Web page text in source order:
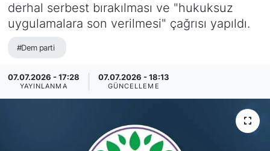
derhal serbest bırakılması ve "hukuksuz
uygulamalara son verilmesi" çağrısı yapıldı.
#Dem parti
07.07.2026 - 17:28
YAYINLANMA
07.07.2026 - 18:13
GÜNCELLEME